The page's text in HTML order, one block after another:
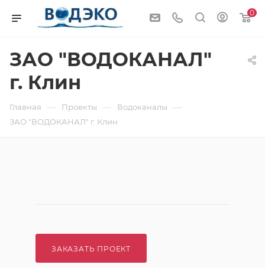
0
ЗАО "ВОДОКАНАЛ"
г. Клин
Главная — Проекты — Водоканалы —
ЗАО "ВОДОКАНАЛ" г. Клин
ЗАКАЗАТЬ ПРОЕКТ